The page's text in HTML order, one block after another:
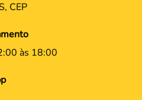
CEP
às 18:00